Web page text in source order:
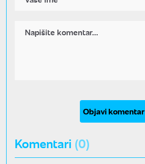
Objavi komentar
Komentari (0)